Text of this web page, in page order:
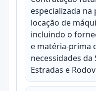
especializada
locação de
incluindo o
e matéria-prima
necessidades
Estradas e